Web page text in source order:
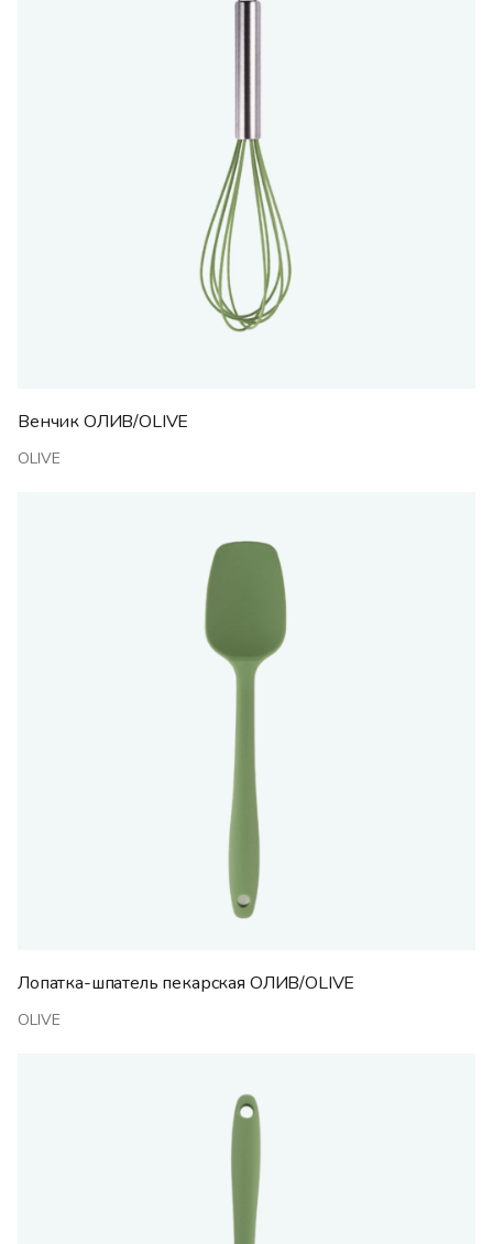
Венчик ОЛИВ/OLIVE
OLIVE
Лопатка-шпатель пекарская ОЛИВ/OLIVE
OLIVE